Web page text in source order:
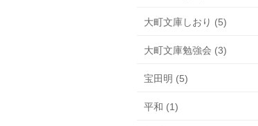
大町文庫しおり (5)
大町文庫勉強会 (3)
宝田明 (5)
平和 (1)